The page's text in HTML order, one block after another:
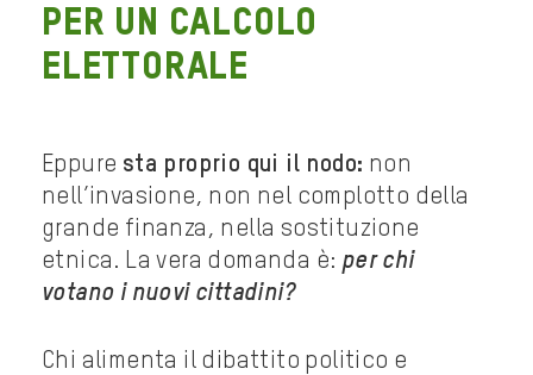
per un calcolo
elettorale
Eppure sta proprio qui il nodo: non
nell’invasione, non nel complotto della
grande finanza, nella sostituzione
etnica. La vera domanda è: per chi
votano i nuovi cittadini?
Chi alimenta il dibattito politico e